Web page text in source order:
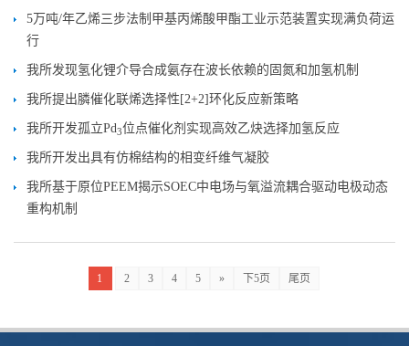
5万吨/年乙烯三步法制甲基丙烯酸甲酯工业示范装置实现满负荷运
行
我所发现氢化锂介导合成氨存在波长依赖的固氮和加氢机制
我所提出膦催化联烯选择性[2+2]环化反应新策略
我所开发孤立Pd3位点催化剂实现高效乙炔选择加氢反应
我所开发出具有仿棉结构的相变纤维气凝胶
我所基于原位PEEM揭示SOEC中电场与氧溢流耦合驱动电极动态
重构机制
1 2 3 4 5 » 下5页 尾页